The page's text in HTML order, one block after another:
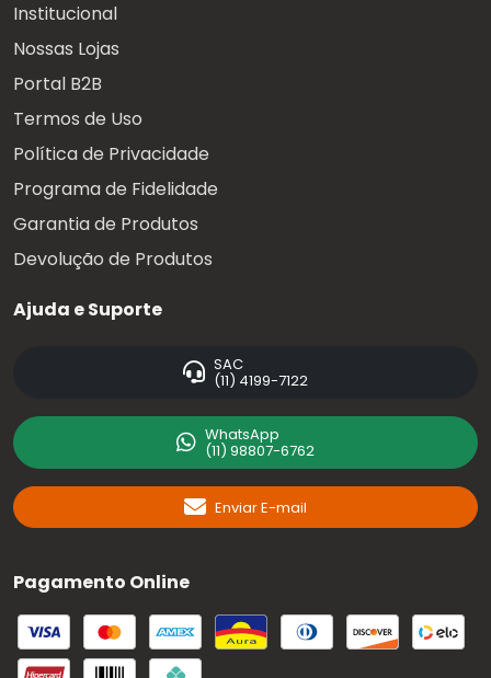
Institucional
Nossas Lojas
Portal B2B
Termos de Uso
Política de Privacidade
Programa de Fidelidade
Garantia de Produtos
Devolução de Produtos
Ajuda e Suporte
SAC
(11) 4199-7122
WhatsApp
(11) 98807-6762
Enviar E-mail
Pagamento Online